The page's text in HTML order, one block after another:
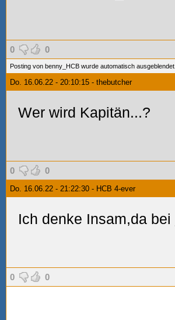
0 0
Posting von benny_HCB wurde automatisch ausgeblendet.
Do. 16.06.22 - 20:10:15 - thebutcher
Wer wird Kapitän...?
0 0
Do. 16.06.22 - 21:22:30 - HCB 4-ever
Ich denke Insam,da bei
0 0